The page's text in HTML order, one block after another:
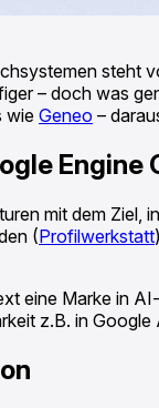
steht
– doch was
wie Geneo –
Engine
mit dem
(Profilwerkstatt
eine Marke in
z.B. in